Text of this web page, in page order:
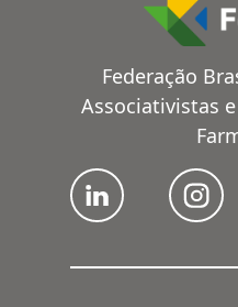
Federação
Associativistas